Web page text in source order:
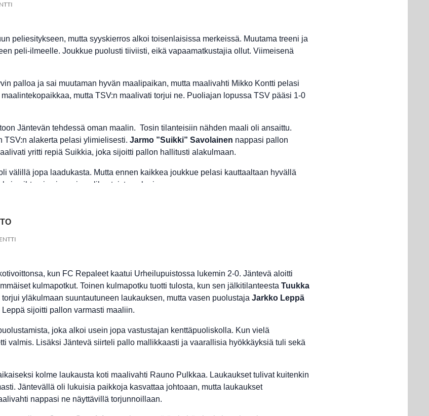
peliesitykseen, mutta syyskierros alkoi toisenlaisissa merkeissä. Muutama treeni ja
peli-ilmeelle. Joukkue puolusti tiiviisti, eikä vapaamatkustajia ollut. Viimeisenä
palloa ja sai muutaman hyvän maalipaikan, mutta maalivahti Mikko Kontti pelasi
mutta TSV:n maalivati torjui ne. Puoliajan lopussa TSV pääsi 1-0
Jäntevän tehdessä oman maalin. Tosin tilanteisiin nähden maali oli ansaittu.
TSV:n alakerta pelasi ylimielisesti. Jarmo ”Suikki” Savolainen nappasi pallon
yritti repiä Suikkia, joka sijoitti pallon hallitusti alakulmaan.
välillä jopa laadukasta. Mutta ennen kaikkea joukkue pelasi kauttaaltaan hyvällä
vaihtomies ja pari puolikuntoista pelaajaa.
kun FC Repaleet kaatui Urheilupuistossa lukemin 2-0. Jäntevä aloitti
kulmapotkut. Toinen kulmapotku tuotti tulosta, kun sen jälkitilanteesta Tuukka
yläkulmaan suuntautuneen laukauksen, mutta vasen puolustaja Jarkko Leppä
sijoitti pallon varmasti maaliin.
joka alkoi usein jopa vastustajan kenttäpuoliskolla. Kun vielä
valmis. Lisäksi Jäntevä siirteli pallo mallikkaasti ja vaarallisia hyökkäyksiä tuli sekä
kolme laukausta koti maalivahti Rauno Pulkkaa. Laukaukset tulivat kuitenkin
Jäntevällä oli lukuisia paikkoja kasvattaa johtoaan, mutta laukaukset
nappasi ne näyttävillä torjunnoillaan.